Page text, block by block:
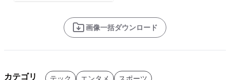
画像一括ダウンロード
カテゴリ テック エンタメ スポーツ